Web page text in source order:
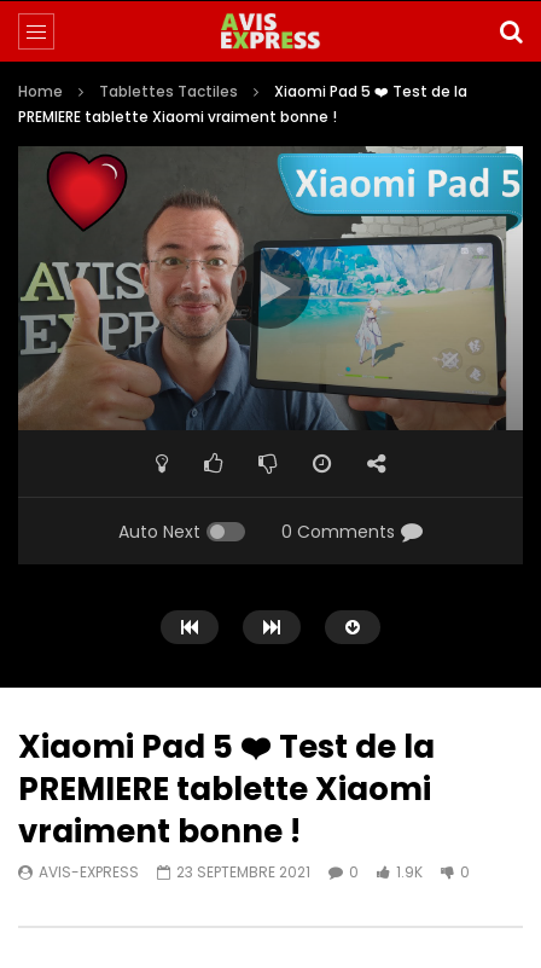
Home Tablettes Tactiles
Xiaomi Pad 5 ❤️ Test de la
PREMIERE tablette Xiaomi vraiment bonne !
Auto Next 0 Comments
Watch Later
trop cher pour toute la famille
0
393 0
perf, bonne tablette
0
356 0
Xiaomi Pad 5 ❤️ Test de la
PREMIERE tablette Xiaomi
vraiment bonne !
AVIS-EXPRESS 23 SEPTEMBRE 2021 0 1.9K 0